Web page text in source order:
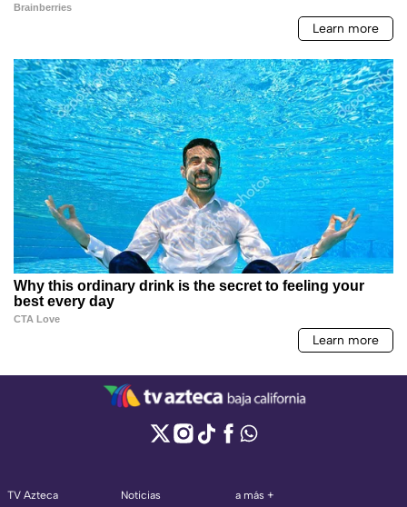
TV Azteca Noticias a más +